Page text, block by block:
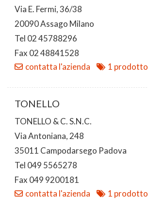
Via E. Fermi, 36/38
20090 Assago Milano
Tel 02 45788296
Fax 02 48841528
contatta l'azienda
1 prodotto
TONELLO
TONELLO & C. S.N.C.
Via Antoniana, 248
35011 Campodarsego Padova
Tel 049 5565278
Fax 049 9200181
contatta l'azienda
1 prodotto